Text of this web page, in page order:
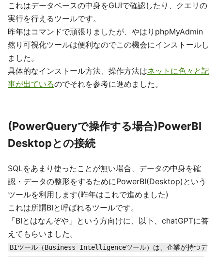
これはデータベースの中身をGUIで確認したり、クエリの
実行を行えるツールです。
昨年はコマンドで頑張りましたが、やはりphpMyAdmin
然り可視化ツールは便利なのでこの機会にインストールし
ました。
具体的なインストール方法、操作方法はネットに色々と記
事が出ているのでそれを参考に進めました。
(PowerQueryで操作する場合)PowerBI
Desktopとの接続
SQLをあまり使ったことが無い場合、データの中身を確
認・データの整形をするためにPowerBI(Desktop)という
ツールを利用します(昨年はこれで進めました)
これは所謂BIと呼ばれるツールです。
「BIとはなんぞや」という方向けに、以下、chatGPTに答
えてもらいました。
BIツール（Business Intelligenceツール）は、企業が持つデ